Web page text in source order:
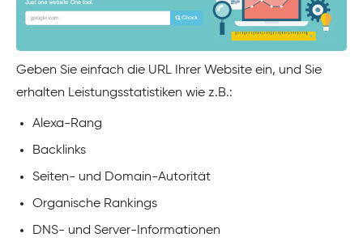
Geben Sie einfach die URL Ihrer Website ein, und Sie
erhalten Leistungsstatistiken wie z.B.:
Alexa-Rang
Backlinks
Seiten- und Domain-Autorität
Organische Rankings
DNS- und Server-Informationen